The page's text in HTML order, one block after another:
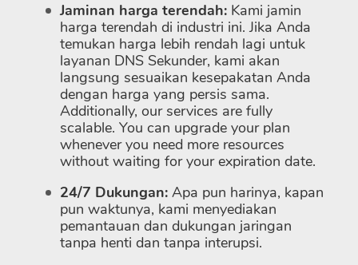
Jaminan harga terendah: Kami jamin
harga terendah di industri ini. Jika Anda
temukan harga lebih rendah lagi untuk
layanan DNS Sekunder, kami akan
langsung sesuaikan kesepakatan Anda
dengan harga yang persis sama.
Additionally, our services are fully
scalable. You can upgrade your plan
whenever you need more resources
without waiting for your expiration date.
24/7 Dukungan: Apa pun harinya, kapan
pun waktunya, kami menyediakan
pemantauan dan dukungan jaringan
tanpa henti dan tanpa interupsi.